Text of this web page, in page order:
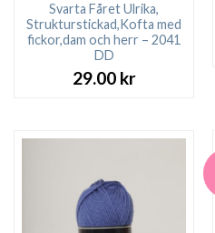
Svarta Fåret Ulrika,
Strukturstickad,Kofta med
fickor,dam och herr – 2041
DD
29.00 kr